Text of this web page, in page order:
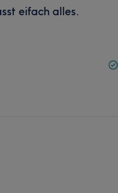
eifach alles.